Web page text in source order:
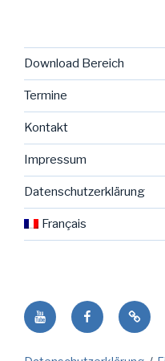
Download Bereich
Termine
Kontakt
Impressum
Datenschutzerklärung
Français
Youtube facebookNENO
Seite